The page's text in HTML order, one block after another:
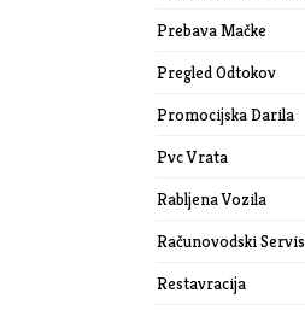
Prebava Mačke
Pregled Odtokov
Promocijska Darila
Pvc Vrata
Rabljena Vozila
Računovodski Servis
Restavracija